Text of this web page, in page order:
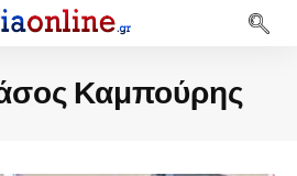
Καμπούρης